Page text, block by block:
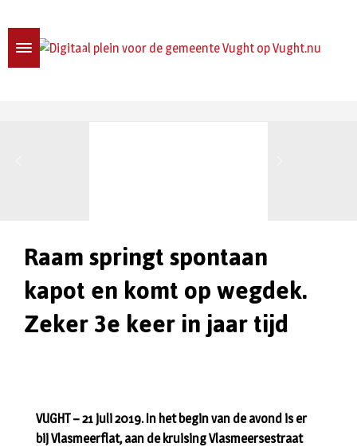
Raam springt spontaan
kapot en komt op wegdek.
Zeker 3e keer in jaar tijd
VUGHT – 21 juli 2019. In het begin van de avond is er
bij Vlasmeerflat, aan de kruising Vlasmeersestraat